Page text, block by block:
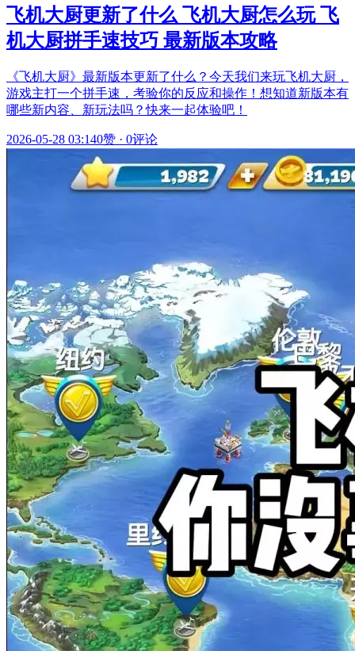
飞机大厨更新了什么 飞机大厨怎么玩 飞
机大厨拼手速技巧 最新版本攻略
《飞机大厨》最新版本更新了什么？今天我们来玩飞机大厨，
游戏主打一个拼手速，考验你的反应和操作！想知道新版本有
哪些新内容、新玩法吗？快来一起体验吧！
2026-05-28 03:140赞 · 0评论